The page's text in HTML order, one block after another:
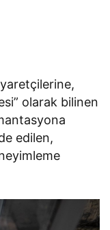
olarak bilinen
edilen,